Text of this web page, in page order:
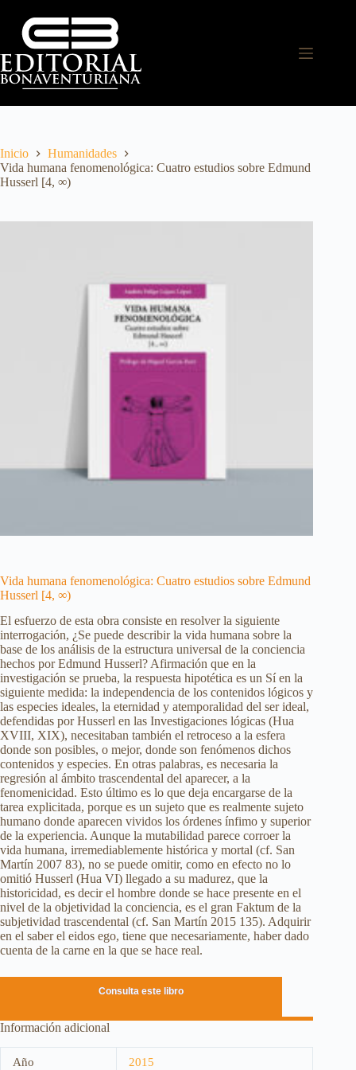
Inicio
Humanidades
Vida humana fenomenológica: Cuatro estudios sobre Edmund
Husserl [4, ∞)
Vida humana fenomenológica: Cuatro estudios sobre Edmund
Husserl [4, ∞)
El esfuerzo de esta obra consiste en resolver la siguiente
interrogación, ¿Se puede describir la vida humana sobre la
base de los análisis de la estructura universal de la conciencia
hechos por Edmund Husserl? Afirmación que en la
investigación se prueba, la respuesta hipotética es un Sí en la
siguiente medida: la independencia de los contenidos lógicos y
las especies ideales, la eternidad y atemporalidad del ser ideal,
defendidas por Husserl en las Investigaciones lógicas (Hua
XVIII, XIX), necesitaban también el retroceso a la esfera
donde son posibles, o mejor, donde son fenómenos dichos
contenidos y especies. En otras palabras, es necesaria la
regresión al ámbito trascendental del aparecer, a la
fenomenicidad. Esto último es lo que deja encargarse de la
tarea explicitada, porque es un sujeto que es realmente sujeto
humano donde aparecen vividos los órdenes ínfimo y superior
de la experiencia. Aunque la mutabilidad parece corroer la
vida humana, irremediablemente histórica y mortal (cf. San
Martín 2007 83), no se puede omitir, como en efecto no lo
omitió Husserl (Hua VI) llegado a su madurez, que la
historicidad, es decir el hombre donde se hace presente en el
nivel de la objetividad la conciencia, es el gran Faktum de la
subjetividad trascendental (cf. San Martín 2015 135). Adquirir
en el saber el eidos ego, tiene que necesariamente, haber dado
cuenta de la carne en la que se hace real.
Consulta este libro
Información adicional
Año 2015